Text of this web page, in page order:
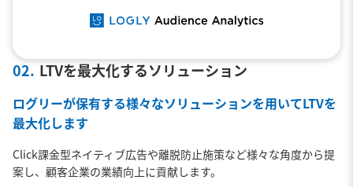
02. LTVを最大化するソリューション
ログリーが保有する様々なソリューションを用いてLTVを
最大化します
Click課金型ネイティブ広告や離脱防止施策など様々な角度から提
案し、顧客企業の業績向上に貢献します。